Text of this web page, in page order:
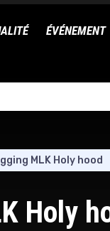
ÉVÉNEMENT
MLK Holy hood
Holy